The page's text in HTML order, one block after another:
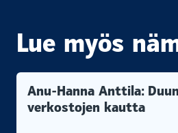
Lue myös
Anu-Hanna Anttila:
verkostojen kautta